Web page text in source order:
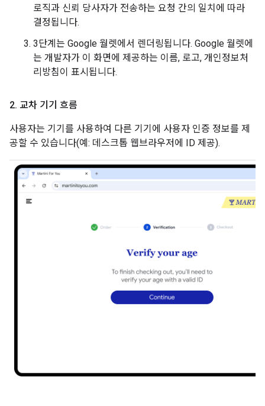
로직과 신뢰 당사자가 전송하는 요청 간의 일치에 따라
결정됩니다.
3단계는 Google 월렛에서 렌더링됩니다. Google 월렛에
는 개발자가 이 화면에 제공하는 이름, 로고, 개인정보처
리방침이 표시됩니다.
2. 교차 기기 흐름
사용자는 기기를 사용하여 다른 기기에 사용자 인증 정보를 제
공할 수 있습니다(예: 데스크톱 웹브라우저에 ID 제공).